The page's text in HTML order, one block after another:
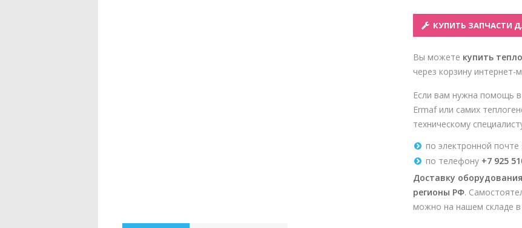
КУПИТЬ ЗАПЧАСТИ
Вы можете купить
через корзину интернет-
Если вам нужна помощь
Ermaf или самих
техническому
по электронной почте
по телефону +7 925
Доставку
регионы РФ.
можно на нашем складе